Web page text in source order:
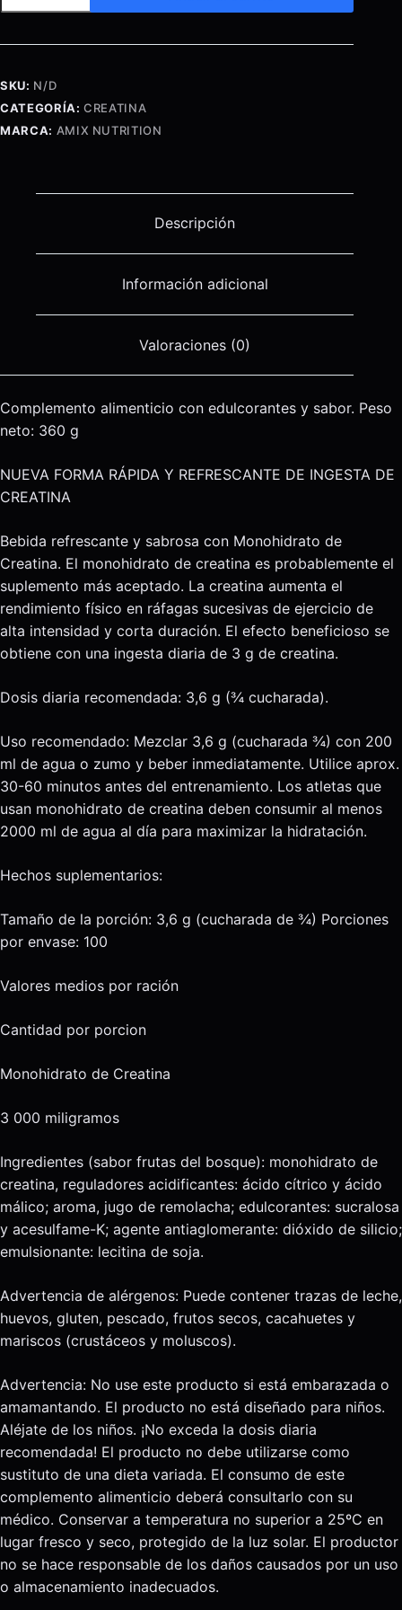
Monohydrate
360
cantidad
SKU: N/D
CATEGORÍA:CREATINA
MARCA: AMIX NUTRITION
Descripción
Información adicional
Valoraciones (0)
Complemento alimenticio con edulcorantes y sabor. Peso
neto: 360 g
NUEVA FORMA RÁPIDA Y REFRESCANTE DE INGESTA DE
CREATINA
Bebida refrescante y sabrosa con Monohidrato de
Creatina. El monohidrato de creatina es probablemente el
suplemento más aceptado. La creatina aumenta el
rendimiento físico en ráfagas sucesivas de ejercicio de
alta intensidad y corta duración. El efecto beneficioso se
obtiene con una ingesta diaria de 3 g de creatina.
Dosis diaria recomendada: 3,6 g (¾ cucharada).
Uso recomendado: Mezclar 3,6 g (cucharada ¾) con 200
ml de agua o zumo y beber inmediatamente. Utilice aprox.
30-60 minutos antes del entrenamiento. Los atletas que
usan monohidrato de creatina deben consumir al menos
2000 ml de agua al día para maximizar la hidratación.
Hechos suplementarios:
Tamaño de la porción: 3,6 g (cucharada de ¾) Porciones
por envase: 100
Valores medios por ración
Cantidad por porcion
Monohidrato de Creatina
3 000 miligramos
Ingredientes (sabor frutas del bosque): monohidrato de
creatina, reguladores acidificantes: ácido cítrico y ácido
málico; aroma, jugo de remolacha; edulcorantes: sucralosa
y acesulfame-K; agente antiaglomerante: dióxido de silicio;
emulsionante: lecitina de soja.
Advertencia de alérgenos: Puede contener trazas de leche,
huevos, gluten, pescado, frutos secos, cacahuetes y
mariscos (crustáceos y moluscos).
Advertencia: No use este producto si está embarazada o
amamantando. El producto no está diseñado para niños.
Aléjate de los niños. ¡No exceda la dosis diaria
recomendada! El producto no debe utilizarse como
sustituto de una dieta variada. El consumo de este
complemento alimenticio deberá consultarlo con su
médico. Conservar a temperatura no superior a 25ºC en
lugar fresco y seco, protegido de la luz solar. El productor
no se hace responsable de los daños causados por un uso
o almacenamiento inadecuados.